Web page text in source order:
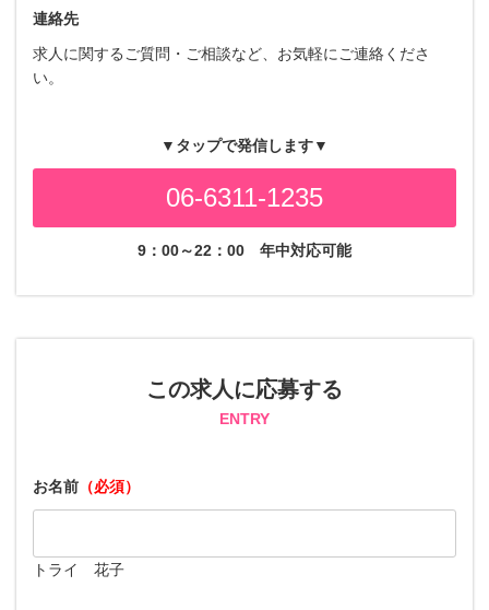
連絡先
求人に関するご質問・ご相談など、お気軽にご連絡くださ
い。
▼タップで発信します▼
06-6311-1235
9：00～22：00 年中対応可能
この求人に応募する
ENTRY
お名前 （必須）
トライ 花子